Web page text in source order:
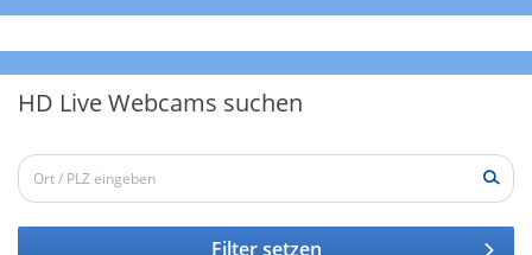
HD Live Webcams suchen
Filter setzen